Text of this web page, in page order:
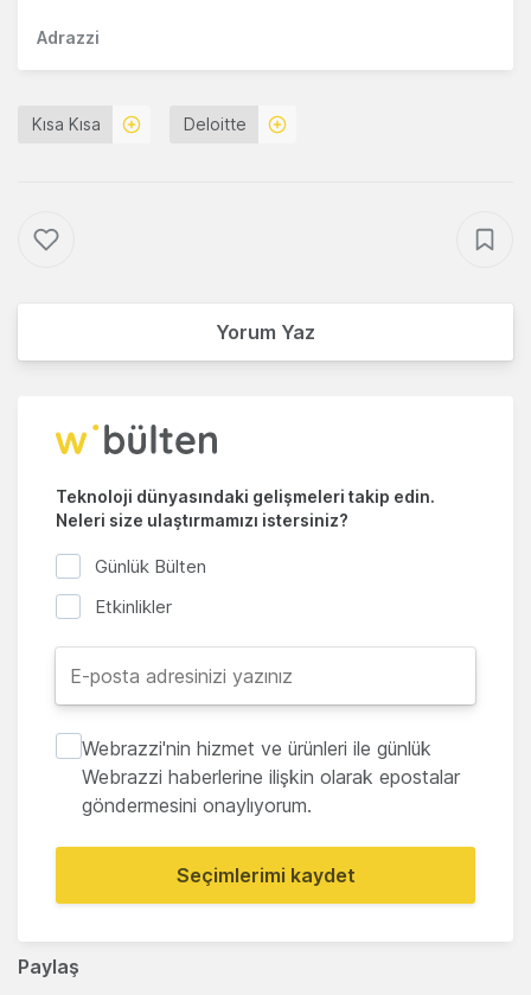
Paylaş
Adrazzi
Kısa Kısa Deloitte
Yorum Yaz
Teknoloji dünyasındaki gelişmeleri takip edin.
Neleri size ulaştırmamızı istersiniz?
Günlük Bülten
Etkinlikler
Webrazzi'nin hizmet ve ürünleri ile günlük
Webrazzi haberlerine ilişkin olarak epostalar
göndermesini onaylıyorum.
Seçimlerimi kaydet